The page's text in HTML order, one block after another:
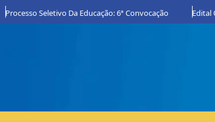
Processo Seletivo Da Educação: 6ª Convocação Edital